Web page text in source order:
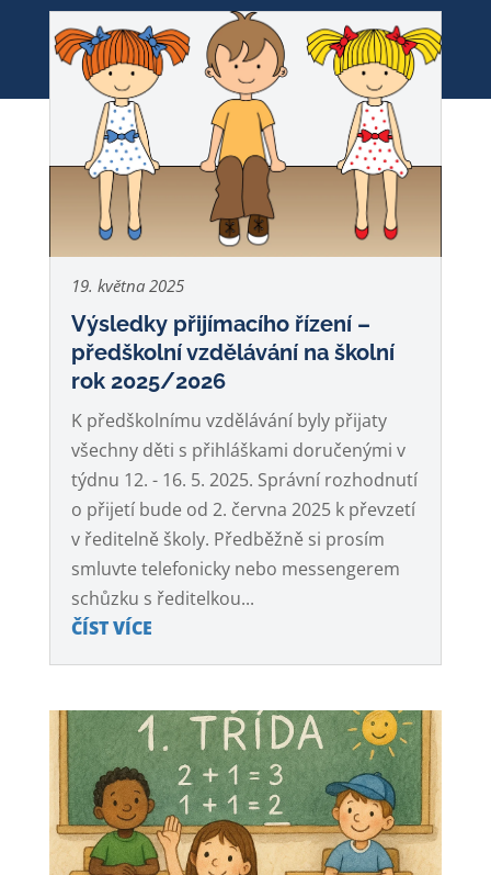
Výsledky přijímacího řízení –
předškolní vzdělávání na školní
rok 2025/2026
19. května 2025
K předškolnímu vzdělávání byly přijaty
všechny děti s přihláškami doručenými v
týdnu 12. - 16. 5. 2025. Správní rozhodnutí
o přijetí bude od 2. června 2025 k převzetí
v ředitelně školy. Předběžně si prosím
smluvte telefonicky nebo messengerem
schůzku s ředitelkou...
ČÍST VÍCE